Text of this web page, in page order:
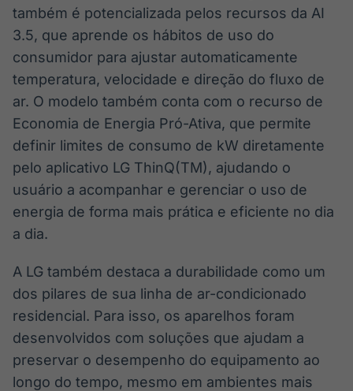
também é potencializada pelos recursos da AI
3.5, que aprende os hábitos de uso do
consumidor para ajustar automaticamente
temperatura, velocidade e direção do fluxo de
ar. O modelo também conta com o recurso de
Economia de Energia Pró-Ativa, que permite
definir limites de consumo de kW diretamente
pelo aplicativo LG ThinQ(TM), ajudando o
usuário a acompanhar e gerenciar o uso de
energia de forma mais prática e eficiente no dia
a dia.
A LG também destaca a durabilidade como um
dos pilares de sua linha de ar-condicionado
residencial. Para isso, os aparelhos foram
desenvolvidos com soluções que ajudam a
preservar o desempenho do equipamento ao
longo do tempo, mesmo em ambientes mais